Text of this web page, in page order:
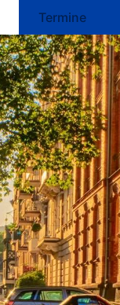
Termine